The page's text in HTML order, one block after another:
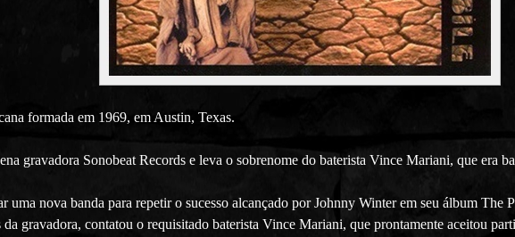
formada em 1969, em Austin, Texas.
gravadora Sonobeat Records e leva o sobrenome do baterista Vince Mariani, que era
uma nova banda para repetir o sucesso alcançado por Johnny Winter em seu álbum
gravadora, contatou o requisitado baterista Vince Mariani, que prontamente aceitou